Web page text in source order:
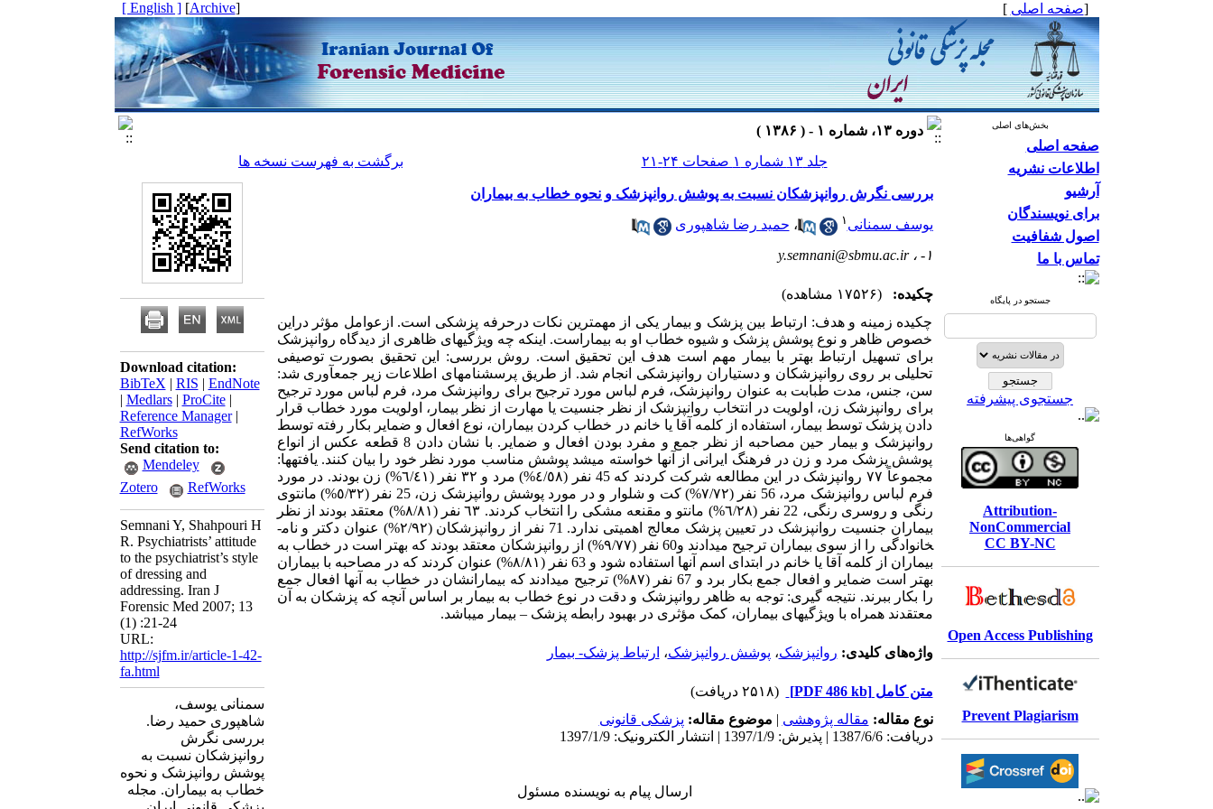
[صفحه اصلی ]
[
Archive
]
[ English ]
بخش‌های اصلی
صفحه اصلی
اطلاعات نشریه
آرشیو
برای نویسندگان
اصول شفافیت
تماس با ما
جستجو در پایگاه
جستجوی پیشرفته
گواهی‌ها
Attribution-
NonCommercial
CC BY-NC
Open Access Publishing
Prevent Plagiarism
دوره ۱۳، شماره ۱ - ( ۱۳۸۶ )
جلد ۱۳ شماره ۱ صفحات ۲۴-۲۱
برگشت به فهرست نسخه ها
بررسی نگرش روانپزشکان نسبت به پوشش روانپزشک و نحوه خطاب به بیماران
یوسف سمنانی ۱ ، حمید رضا شاهپوری
۱- ،
y.semnani@sbmu.ac.ir
چکیده:
(۱۷۵۲۶ مشاهده)
چکیده زمینه و هدف: ارتباط بین پزشک و بیمار یکی از مهمترین نکات درحرفه پزشکی است. ازعوامل مؤثر دراین
خصوص ظاهر و نوع پوشش پزشک و شیوه خطاب او به بیماراست. اینکه چه ویژگی­های ظاهری از دیدگاه روانپزشک
برای تسهیل ارتباط بهتر با بیمار مهم است هدف این تحقیق است. روش بررسی: این تحقیق بصورت توصیفی
تحلیلی بر روی روانپزشکان و دستیاران روانپزشکی انجام شد. از طریق پرسشنامه­ای اطلاعات زیر جمع­آوری شد:
سن، جنس، مدت طبابت به عنوان روانپزشک، فرم لباس مورد ترجیح برای روانپزشک مرد، فرم لباس مورد ترجیح
برای روانپزشک زن، اولویت در انتخاب روانپزشک از نظر جنسیت یا مهارت از نظر بیمار، اولویت مورد خطاب قرار
دادن پزشک توسط بیمار، استفاده از کلمه آقا یا خانم در خطاب کردن بیماران، نوع افعال و ضمایر بکار رفته توسط
روانپزشک و بیمار حین مصاحبه از نظر جمع و مفرد بودن افعال و ضمایر. با نشان دادن 8 قطعه عکس از انواع
پوشش پزشک مرد و زن در فرهنگ ایرانی از آنها خواسته می­شد پوشش مناسب مورد نظر خود را بیان کنند. یافته­ها:
مجموعاً ٧٧ روانپزشک در این مطالعه شرکت کردند که 45 نفر (٤/٥٨%) مرد و ٣٢ نفر (٦/٤١%) زن بودند. در مورد
فرم لباس روانپزشک مرد، 56 نفر (٧/٧٢%) کت و شلوار و در مورد پوشش روانپزشک زن، 25 نفر (٥/٣٢%) مانتوی
رنگی و روسری رنگی، 22 نفر (٦/٢٨%) مانتو و مقنعه مشکی را انتخاب کردند. ٦٣ نفر (٨/٨١%) معتقد بودند از نظر
بیماران جنسیت روانپزشک در تعیین پزشک معالج اهمیتی ندارد. 71 نفر از روانپزشکان (٢/٩٢%) عنوان دکتر و نام­
خانوادگی را از سوی بیماران ترجیح می­دادند و60 نفر (٩/٧٧%) از روانپزشکان معتقد بودند که بهتر است در خطاب به
بیماران از کلمه آقا یا خانم در ابتدای اسم آنها استفاده شود و 63 نفر (٨/٨١%) عنوان کردند که در مصاحبه با بیماران
بهتر است ضمایر و افعال جمع بکار برد و 67 نفر (٨٧%) ترجیح می­دادند که بیمارانشان در خطاب به آنها افعال جمع
را بکار ببرند. نتیجه گیری: توجه به ظاهر روانپزشک و دقت در نوع خطاب به بیمار بر اساس آنچه که پزشکان به آن
معتقدند همراه با ویژگی­های بیماران، کمک مؤثری در بهبود رابطه پزشک – بیمار می­باشد.
واژه‌های کلیدی: روانپزشک، پوشش روانپزشک، ارتباط پزشک- بیمار
متن کامل[PDF 486 kb]
(۲۵۱۸ دریافت)
نوع مقاله: مقاله پژوهشی | موضوع مقاله: پزشکی قانونی
دریافت: 1387/6/6 | پذیرش: 1397/1/9 | انتشار الکترونیک: 1397/1/9
ارسال پیام به نویسنده مسئول
Download citation:
BibTeX | RIS | EndNote
| Medlars| ProCite|
Reference Manager|
RefWorks
Send citation to:
Mendeley
Zotero
RefWorks
Semnani Y, Shahpouri H
R. Psychiatrists’ attitude
to the psychiatrist’s style
of dressing and
addressing. Iran J
Forensic Med 2007; 13
(1) :21-24
URL:
http://sjfm.ir/article-1-42-
fa.html
سمنانی یوسف،
شاهپوری حمید رضا.
بررسی نگرش
روانپزشکان نسبت به
پوشش روانپزشک و نحوه
خطاب به بیماران. مجله